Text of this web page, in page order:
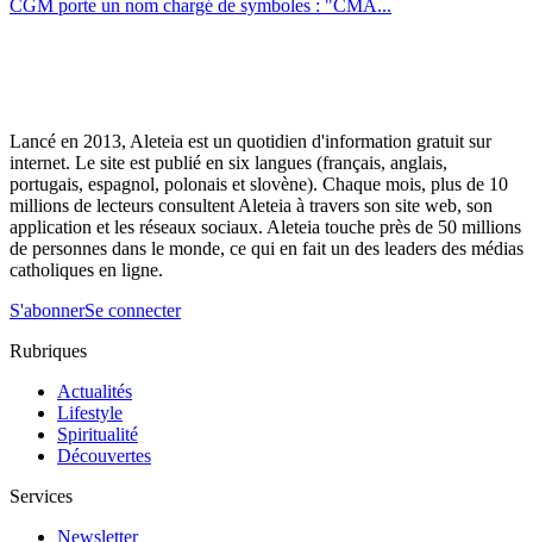
CGM porte un nom chargé de symboles : "CMA...
Lancé en 2013, Aleteia est un quotidien d'information gratuit sur
internet. Le site est publié en six langues (français, anglais,
portugais, espagnol, polonais et slovène). Chaque mois, plus de 10
millions de lecteurs consultent Aleteia à travers son site web, son
application et les réseaux sociaux. Aleteia touche près de 50 millions
de personnes dans le monde, ce qui en fait un des leaders des médias
catholiques en ligne.
S'abonnerSe connecter
Rubriques
Actualités
Lifestyle
Spiritualité
Découvertes
Services
Newsletter